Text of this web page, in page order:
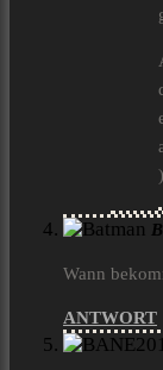
)
Wann
ANTWORT